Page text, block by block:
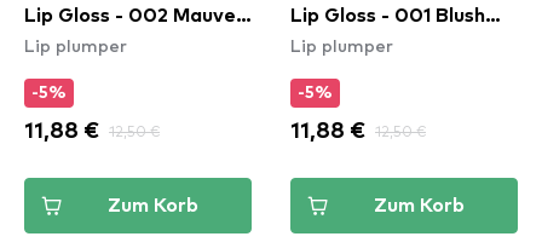
Lip Gloss - 002 Mauve
Bite
Lip plumper
-5%
11,88 € 12,50 €
Zum Korb
Lip Gloss - 001 Blush
Blaze
Lip plumper
-5%
11,88 € 12,50 €
Zum Korb